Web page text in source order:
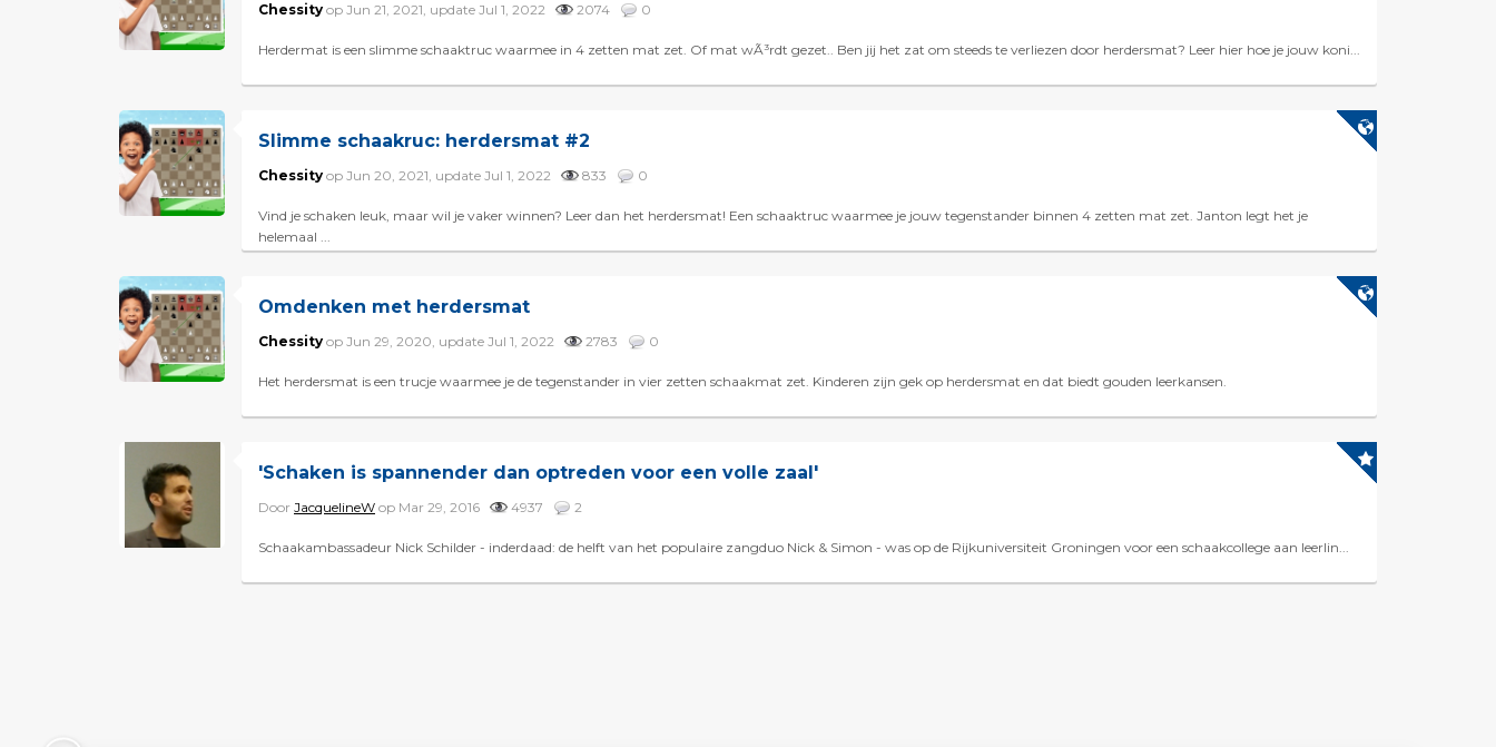
Chessity op Jun 21, 2021, update Jul 1, 2022 2074 0
Herdermat is een slimme schaaktruc waarmee in 4 zetten mat zet. Of mat wÃ³rdt gezet.. Ben jij het zat om steeds te verliezen door herdersmat? Leer hier hoe je jouw koni...
Slimme schaakruc: herdersmat #2
Chessity op Jun 20, 2021, update Jul 1, 2022 833 0
Vind je schaken leuk, maar wil je vaker winnen? Leer dan het herdersmat! Een schaaktruc waarmee je jouw tegenstander binnen 4 zetten mat zet. Janton legt het je
helemaal ...
Omdenken met herdersmat
Chessity op Jun 29, 2020, update Jul 1, 2022 2783 0
Het herdersmat is een trucje waarmee je de tegenstander in vier zetten schaakmat zet. Kinderen zijn gek op herdersmat en dat biedt gouden leerkansen.
'Schaken is spannender dan optreden voor een volle zaal'
Door JacquelineW op Mar 29, 2016 4937 2
Schaakambassadeur Nick Schilder - inderdaad: de helft van het populaire zangduo Nick & Simon - was op de Rijkuniversiteit Groningen voor een schaakcollege aan leerlin...